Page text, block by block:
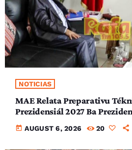
NOTICIAS
MAE Relata Preparativu
Prezidensiál 2027 Ba
today AUGUST 6, 2026 20